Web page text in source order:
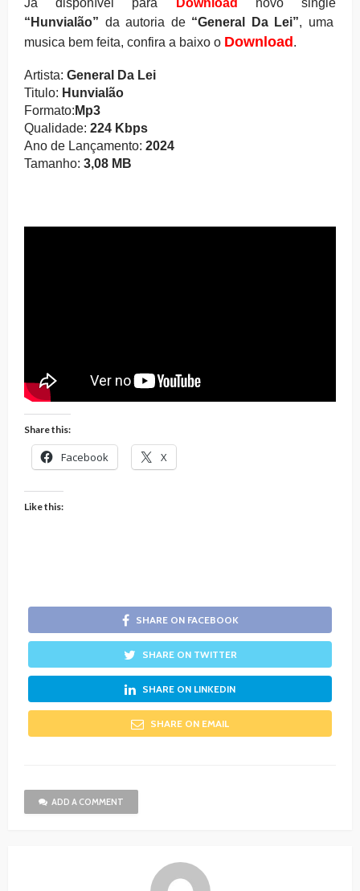
“Hunvialão” da autoria de “General Da Lei”, uma
musica bem feita, confira a baixo o Download.
Artista: General Da Lei
Titulo: Hunvialão
Formato: Mp3
Qualidade: 224 Kbps
Ano de Lançamento: 2024
Tamanho: 3,08 MB
Share this:
Facebook X
Like this:
SHARE ON FACEBOOK
SHARE ON TWITTER
SHARE ON LINKEDIN
SHARE ON EMAIL
ADD A COMMENT